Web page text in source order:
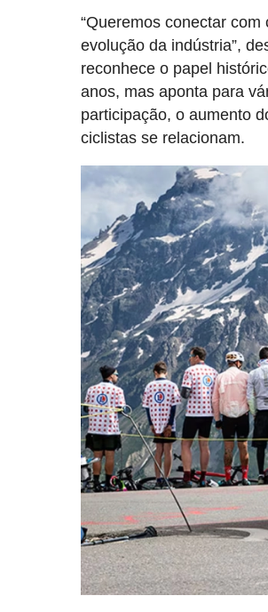
“Queremos conectar
evolução da indústria”,
reconhece o papel
anos, mas aponta para
participação, o aumento
ciclistas se relacionam.